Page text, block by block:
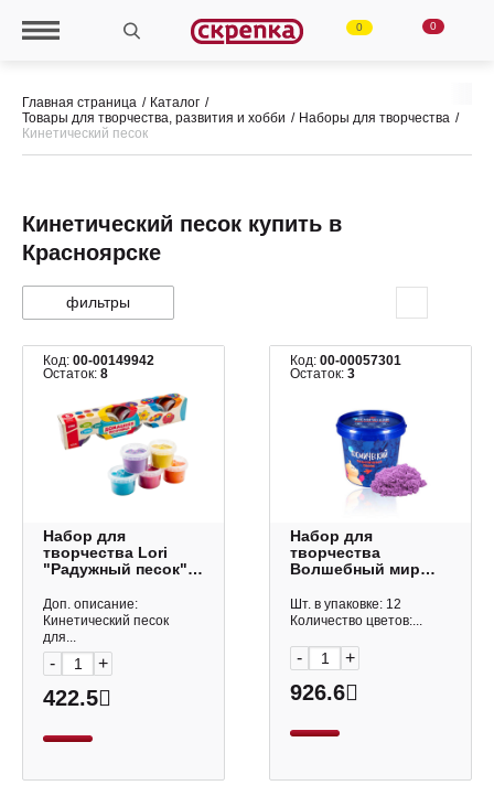
0 0
Главная страница
Каталог
Товары для творчества, развития и хобби
Наборы для творчества
Кинетический песок
Кинетический песок купить в
Красноярске
фильтры
Код: 00-00149942
Остаток: 8
Набор для
творчества Lori
"Радужный песок"
Пт-015
Доп. описание:
Кинетический песок
для...
- +
422.5
Код:00-00057301
Остаток:3
Набор для
творчества
Волшебный мир
песок" 1,0кг, сирен.,
пласт.уп. Т57730
Шт. в упаковке: 12
Количество цветов:...
- +
926.6